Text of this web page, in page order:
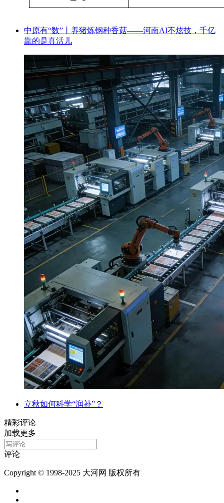
中原有“数”丨养猪炼钢种香菇——河南AI不炫技，千亿
靠的是真活儿
立秋如何科学“润补”？
精彩评论
加载更多
评论
Copyright © 1998-2025 大河网 版权所有